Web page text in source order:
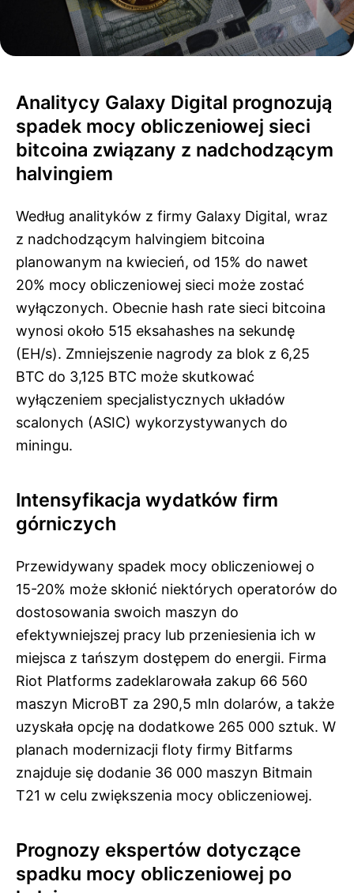
Analitycy Galaxy Digital prognozują
spadek mocy obliczeniowej sieci
bitcoina związany z nadchodzącym
halvingiem
Według analityków z firmy Galaxy Digital, wraz
z nadchodzącym halvingiem bitcoina
planowanym na kwiecień, od 15% do nawet
20% mocy obliczeniowej sieci może zostać
wyłączonych. Obecnie hash rate sieci bitcoina
wynosi około 515 eksahashes na sekundę
(EH/s). Zmniejszenie nagrody za blok z 6,25
BTC do 3,125 BTC może skutkować
wyłączeniem specjalistycznych układów
scalonych (ASIC) wykorzystywanych do
miningu.
Intensyfikacja wydatków firm
górniczych
Przewidywany spadek mocy obliczeniowej o
15-20% może skłonić niektórych operatorów do
dostosowania swoich maszyn do
efektywniejszej pracy lub przeniesienia ich w
miejsca z tańszym dostępem do energii. Firma
Riot Platforms zadeklarowała zakup 66 560
maszyn MicroBT za 290,5 mln dolarów, a także
uzyskała opcję na dodatkowe 265 000 sztuk. W
planach modernizacji floty firmy Bitfarms
znajduje się dodanie 36 000 maszyn Bitmain
T21 w celu zwiększenia mocy obliczeniowej.
Prognozy ekspertów dotyczące
spadku mocy obliczeniowej po